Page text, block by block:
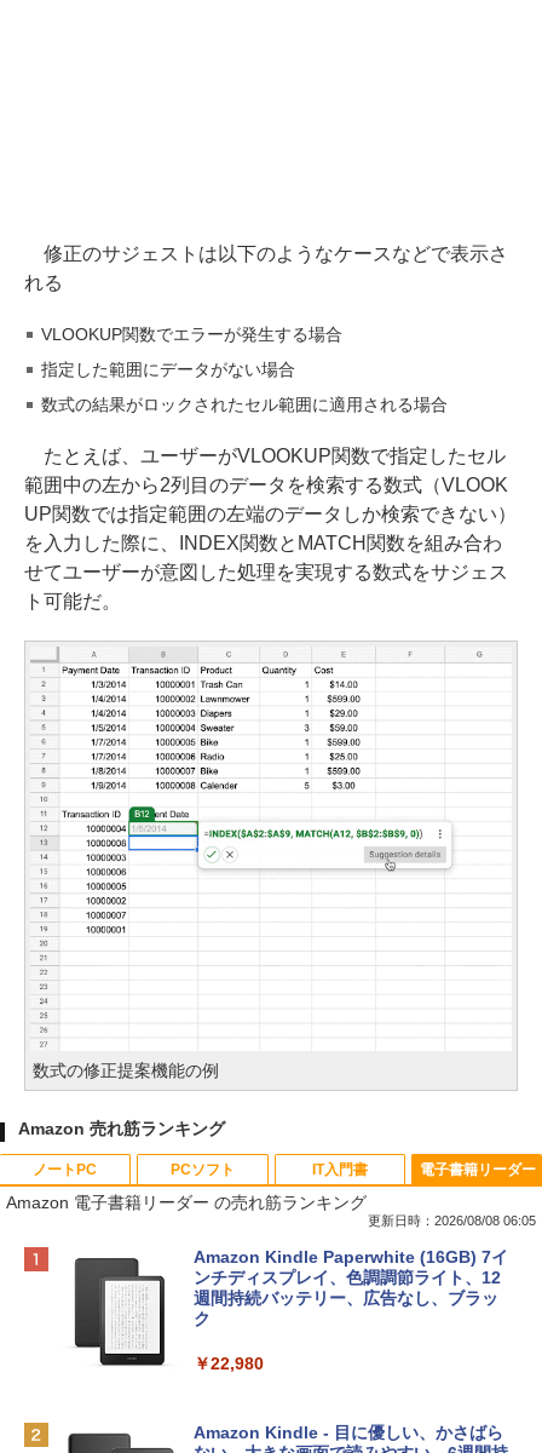
修正のサジェストは以下のようなケースなどで表示さ
れる
VLOOKUP関数でエラーが発生する場合
指定した範囲にデータがない場合
数式の結果がロックされたセル範囲に適用される場合
たとえば、ユーザーがVLOOKUP関数で指定したセル
範囲中の左から2列目のデータを検索する数式（VLOOK
UP関数では指定範囲の左端のデータしか検索できない）
を入力した際に、INDEX関数とMATCH関数を組み合わ
せてユーザーが意図した処理を実現する数式をサジェス
ト可能だ。
数式の修正提案機能の例
Amazon 売れ筋ランキング
ノートPC
Apple 2026 MacBook Neo A18 Proチッ
プ搭載13インチノートブック：AIとAppl
e Intelligence、Liquid Retinaディスプ
レイ、8GBメモリ、512GB SSD、1080p
ィゴ + 3年延長 AppleCare+ for 13インチ
￥162,598
PCソフト
Robloxギフトカード - 800 Robux 【限
定バーチャルアイテムを含む】 【オンラ
インゲームコード】 ロブロックス | オン
ラインコード版
￥1,300
Robloxギフトカード - 1000 Robux 【限
IT入門書
生成AIパスポート公式テキスト 第４版
￥1,766
出す プロンプトの言葉 AI画像生成シリー
電子書籍リーダー
Amazon 電子書籍リーダー の売れ筋ランキング
更新日時：2026/08/08 06:05
Amazon Kindle Paperwhite (16GB) 7イ
ンチディスプレイ、色調調節ライト、12
週間持続バッテリー、広告なし、ブラッ
ク
￥22,980
Amazon Kindle - 目に優しい、かさばら